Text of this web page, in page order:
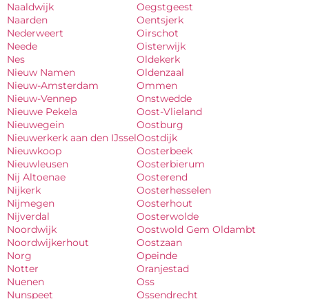
Naaldwijk
Naarden
Nederweert
Neede
Nes
Nieuw Namen
Nieuw-Amsterdam
Nieuw-Vennep
Nieuwe Pekela
Nieuwegein
Nieuwerkerk aan den IJssel
Nieuwkoop
Nieuwleusen
Nij Altoenae
Nijkerk
Nijmegen
Nijverdal
Noordwijk
Noordwijkerhout
Norg
Notter
Nuenen
Nunspeet
Oegstgeest
Oentsjerk
Oirschot
Oisterwijk
Oldekerk
Oldenzaal
Ommen
Onstwedde
Oost-Vlieland
Oostburg
Oostdijk
Oosterbeek
Oosterbierum
Oosterend
Oosterhesselen
Oosterhout
Oosterwolde
Oostwold Gem Oldambt
Oostzaan
Opeinde
Oranjestad
Oss
Ossendrecht